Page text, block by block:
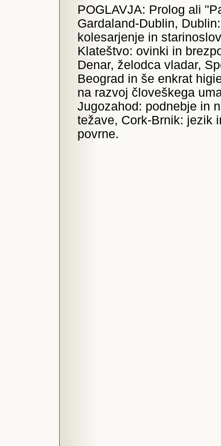
POGLAVJA: Prolog ali
Gardaland-Dublin,
kolesarjenje in
Klateštvo: ovinki in
Denar, želodca vladar,
Beograd in še enkrat
na razvoj človeškega
Jugozahod: podnebje in
težave, Cork-Brnik: jezik
povrne.